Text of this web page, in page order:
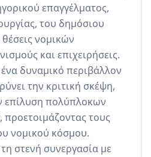
επαγγέλματος,
του δημόσιου
νομικών
και επιχειρήσεις.
δυναμικό περιβάλλον
την κριτική σκέψη,
επίλυση πολύπλοκων
τους
νομικού κόσμου.
στενή συνεργασία με